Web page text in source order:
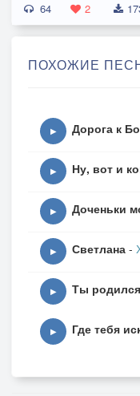
Не пойму я,
Всё никак я не
То ль в тебе
Лишь
Почему же, в
И друг друга
2
Вот сейчас я
- Дорогая,
64 2
ПОХОЖИЕ
▶ Дорога к
▶ Ну, вот и
▶ Доченьки
▶ Светлана -
▶ Ты
▶ Где тебя